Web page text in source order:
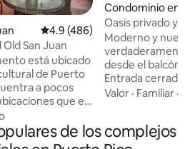
Calificación promedio: 4.9 de
4.9 (486)
San Juan
está ubicado
de Puerto
a pocos
que el
ofrecer.
hoteles,
Critobal, el
Condominio en
a
Oasis privado y
Moderno y
verdaderamente
desde el balcón
Entrada cerrada
aparcamiento
proporcionan
portátil y sillas.
Valor · Familiar ·
de los complejos